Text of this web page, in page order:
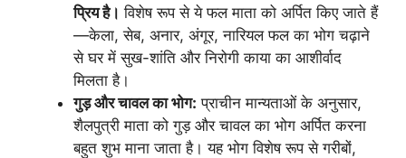
प्रिय है। विशेष रूप से ये फल माता को अर्पित किए जाते हैं
—केला, सेब, अनार, अंगूर, नारियल फल का भोग चढ़ाने
से घर में सुख-शांति और निरोगी काया का आशीर्वाद
मिलता है।
गुड़ और चावल का भोग: प्राचीन मान्यताओं के अनुसार,
शैलपुत्री माता को गुड़ और चावल का भोग अर्पित करना
बहुत शुभ माना जाता है। यह भोग विशेष रूप से गरीबों,